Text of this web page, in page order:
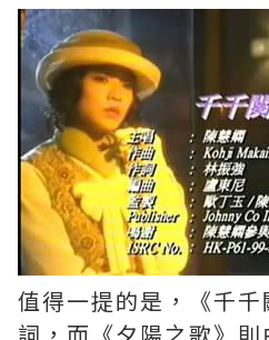
值得一提的是，《千
詞，而《夕陽之歌》